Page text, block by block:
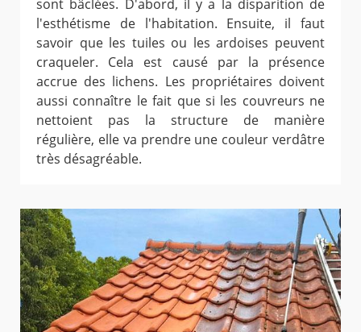
sont bâclées. D'abord, il y a la disparition de
l'esthétisme de l'habitation. Ensuite, il faut
savoir que les tuiles ou les ardoises peuvent
craqueler. Cela est causé par la présence
accrue des lichens. Les propriétaires doivent
aussi connaître le fait que si les couvreurs ne
nettoient pas la structure de manière
régulière, elle va prendre une couleur verdâtre
très désagréable.